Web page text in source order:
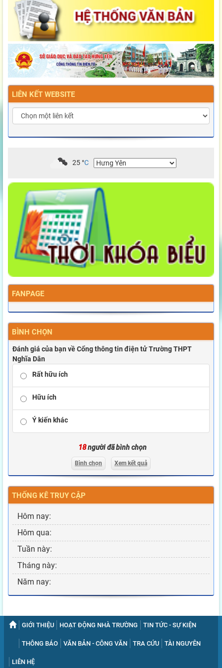
LIÊN KẾT WEBSITE
25°C
FANPAGE
BÌNH CHỌN
Đánh giá của bạn về Cổng thông tin điện tử Trường THPT
Nghĩa Dân
Rất hữu ích
Hữu ích
Ý kiến khác
18người đã bình chọn
Bình chọn Xem kết quả
THỐNG KÊ TRUY CẬP
Hôm nay:
Hôm qua:
Tuần này:
Tháng này:
Năm nay:
GIỚI THIỆU HOẠT ĐỘNG NHÀ TRƯỜNG TIN TỨC - SỰ KIỆN
THÔNG BÁO VĂN BẢN - CÔNG VĂN TRA CỨU TÀI NGUYÊN
LIÊN HỆ